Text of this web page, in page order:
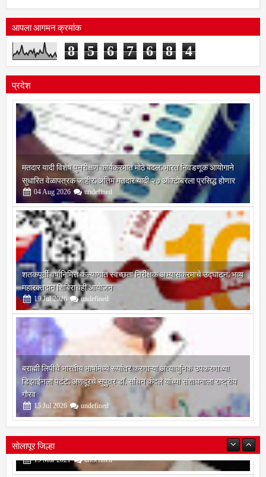
आपला आगमन क्रमांक
8 5 6 7 6 8 4
प्रदेश
मतदार यादी विशेष पुनरीक्षण कार्यक्रमात मोठे बदल; भारत निवडणूक आयोगाने
सुधारित वेळापत्रक जाहीर; अंतिम मतदार यादी २७ ऑक्टोबरला प्रसिद्ध होणार
04Aug 2026 undefined
शतकपूर्ती वर्षानिमित्त कल्याणात स्वच्छता निरीक्षक अभ्यासक्रमाचे उद्घाटन; भव्य
महारक्तदान शिबिराचेही आयोजन
19 Jul 2026 undefined
ब्राह्मी लिपीचे भारतीय भाषांमध्ये रूपांतर करणाऱ्या अत्याधुनिक उपकरणाच्या
डिझाईनला पेटंट; अणदूरचे सुपुत्र डॉ. सचिन कंदले यांच्या संशोधनाला राष्ट्रीय
गौरव
15 2026 undefined
सोलापूर जिल्हा